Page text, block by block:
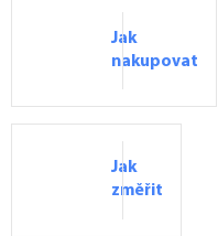
Jak
nakupovat
Jak
změřit